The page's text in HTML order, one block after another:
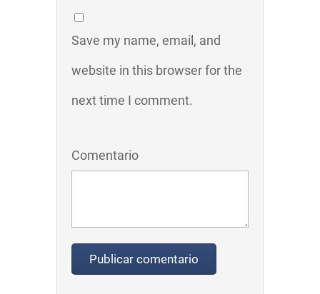
Save my name, email, and
website in this browser for the
next time I comment.
Comentario